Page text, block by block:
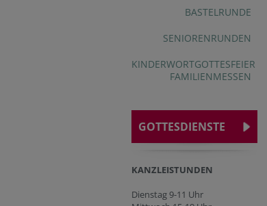
BASTELRUNDE
SENIORENRUNDEN
KINDERWORTGOTTESFEIER
FAMILIENMESSEN
GOTTESDIENSTE
KANZLEISTUNDEN
Dienstag 9-11 Uhr